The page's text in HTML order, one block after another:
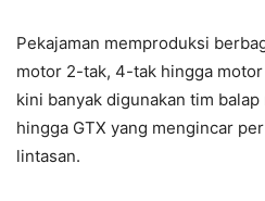
Pekajaman memproduksi
motor 2-tak, 4-tak hingga
kini banyak digunakan tim
hingga GTX yang mengincar
lintasan.